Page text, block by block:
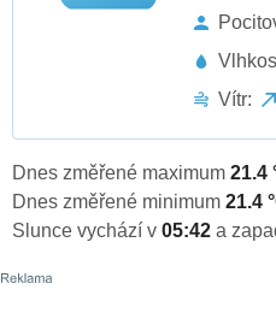
Vítr:
Dnes změřené maximum 21.4
Dnes změřené minimum 21.4
Slunce vychází v 05:42 a